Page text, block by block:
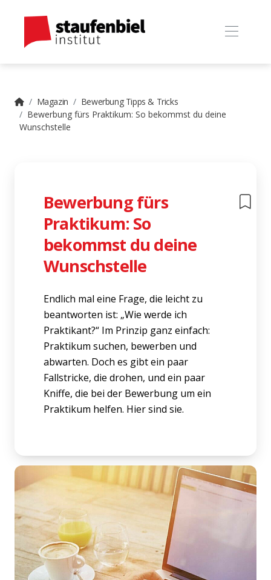
Magazin
Bewerbung Tipps & Tricks
Bewerbung fürs Praktikum: So bekommst du deine
Wunschstelle
Bewerbung fürs
Praktikum: So
bekommst du deine
Wunschstelle
Endlich mal eine Frage, die leicht zu
beantworten ist: „Wie werde ich
Praktikant?“ Im Prinzip ganz einfach:
Praktikum suchen, bewerben und
abwarten. Doch es gibt ein paar
Fallstricke, die drohen, und ein paar
Kniffe, die bei der Bewerbung um ein
Praktikum helfen. Hier sind sie.